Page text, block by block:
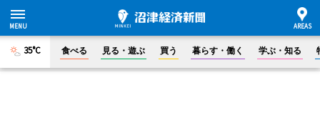
35°C 食べる 見る・遊ぶ 買う 暮らす・働く 学ぶ・知る